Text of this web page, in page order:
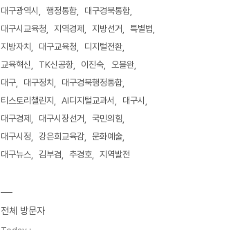
대구광역시 행정통합
대구경북통합
대구시교육청
지역경제 지방선거
특별법
지방자치
대구교육청
디지털전환
교육혁신
TK신공항 이진숙
오블완
대구
대구정치
대구경북행정통합
티스토리챌린지
AI디지털교과서
대구시
대구경제
대구시장선거
국민의힘
대구시정
강은희교육감
문화예술
대구뉴스
김부겸 추경호 지역발전
전체 방문자